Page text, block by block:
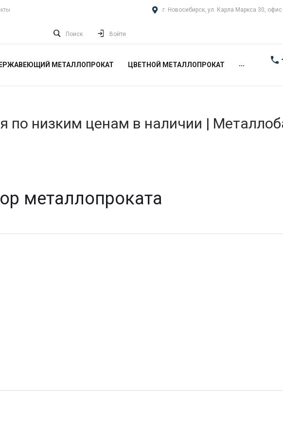
г. Новосибирск, ул. Карла Маркса 30,
Поиск Войти
МЕТАЛЛОПРОКАТ ЦВЕТНОЙ МЕТАЛЛОПРОКАТ ...
по низким ценам в наличии |
металлопроката